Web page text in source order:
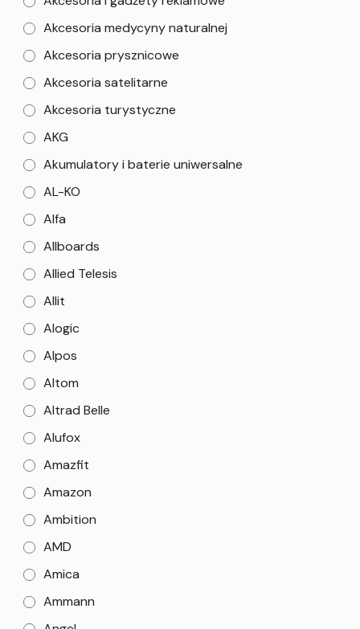
Akcesoria medycyny naturalnej
Akcesoria prysznicowe
Akcesoria satelitarne
Akcesoria turystyczne
AKG
Akumulatory i baterie uniwersalne
AL-KO
Alfa
Allboards
Allied Telesis
Allit
Alogic
Alpos
Altom
Altrad Belle
Alufox
Amazfit
Amazon
Ambition
AMD
Amica
Ammann